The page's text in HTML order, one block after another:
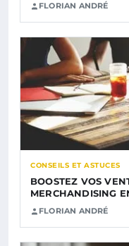
FLORIAN ANDRÉ
CONSEILS ET ASTUCES
BOOSTEZ VOS
MERCHANDISING
FLORIAN ANDRÉ